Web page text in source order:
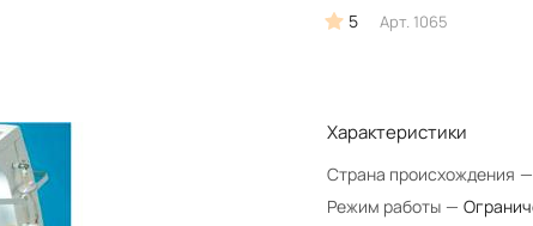
5 Арт. 1065
Характеристики
Страна происхождения —
Режим работы —